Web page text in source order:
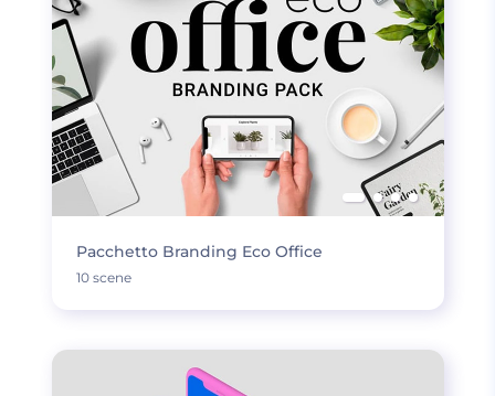
Pacchetto Branding Eco Office
10 scene